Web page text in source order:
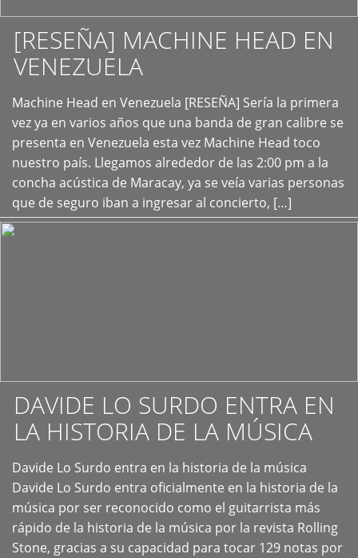
[RESEÑA] MACHINE HEAD EN
VENEZUELA
Machine Head en Venezuela [RESEÑA] Sería la primera
vez ya en varios años que una banda de gran calibre se
presenta en Venezuela esta vez Machine Head toco
nuestro país. Llegamos alrededor de las 2:00 pm a la
concha acústica de Maracay, ya se veía varias personas
que de seguro iban a ingresar al concierto, […]
+
DAVIDE LO SURDO ENTRA EN
LA HISTORIA DE LA MÚSICA
Davide Lo Surdo entra en la historia de la música
Davide Lo Surdo entra oficialmente en la historia de la
música por ser reconocido como el guitarrista más
rápido de la historia de la música por la revista Rolling
Stone, gracias a su capacidad para tocar 129 notas por
+